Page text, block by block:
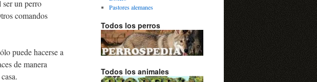
un perro
comandos
puede hacerse a
de manera
Pastores alemanes
Todos los perros
Todos los animales